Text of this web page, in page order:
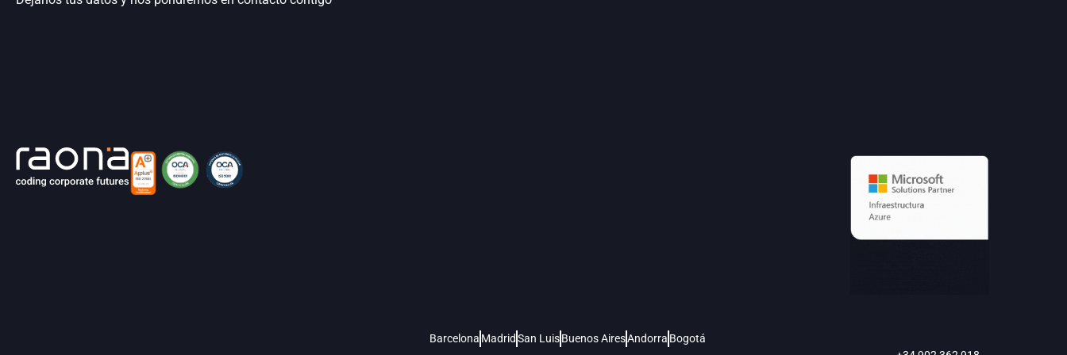
Barcelona MadridSan Luis Buenos AiresAndorra Bogotá